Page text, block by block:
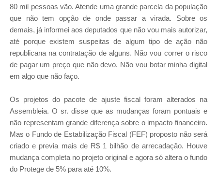
80 mil pessoas vão. Atende uma grande parcela da população
que não tem opção de onde passar a virada. Sobre os
demais, já informei aos deputados que não vou mais autorizar,
até porque existem suspeitas de algum tipo de ação não
republicana na contratação de alguns. Não vou correr o risco
de pagar um preço que não devo. Não vou botar minha digital
em algo que não faço.
Os projetos do pacote de ajuste fiscal foram alterados na
Assembleia. O sr. disse que as mudanças foram pontuais e
não representam grande diferença sobre o impacto financeiro.
Mas o Fundo de Estabilização Fiscal (FEF) proposto não será
criado e previa mais de R$ 1 bilhão de arrecadação. Houve
mudança completa no projeto original e agora só altera o fundo
do Protege de 5% para até 10%.